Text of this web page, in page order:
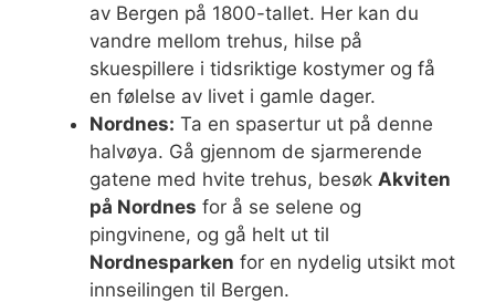
av Bergen på 1800-tallet. Her kan du
vandre mellom trehus, hilse på
skuespillere i tidsriktige kostymer og få
en følelse av livet i gamle dager.
Nordnes: Ta en spasertur ut på denne
halvøya. Gå gjennom de sjarmerende
gatene med hvite trehus, besøk Akviten
på Nordnes for å se selene og
pingvinene, og gå helt ut til
Nordnesparken for en nydelig utsikt mot
innseilingen til Bergen.